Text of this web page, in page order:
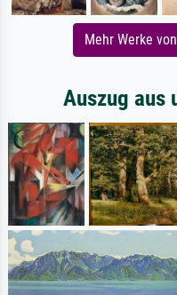
Mehr Werke
Auszug aus